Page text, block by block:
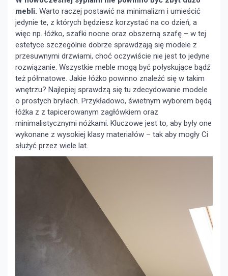
mebli. Warto raczej postawić na minimalizm i umieścić
jedynie te, z których będziesz korzystać na co dzień, a
więc np. łóżko, szafki nocne oraz obszerną szafę – w tej
estetyce szczególnie dobrze sprawdzają się modele z
przesuwnymi drzwiami, choć oczywiście nie jest to jedyne
rozwiązanie. Wszystkie meble mogą być połyskujące bądź
też półmatowe. Jakie łóżko powinno znaleźć się w takim
wnętrzu? Najlepiej sprawdzą się tu zdecydowanie modele
o prostych bryłach. Przykładowo, świetnym wyborem będą
łóżka z z tapicerowanym zagłówkiem oraz
minimalistycznymi nóżkami. Kluczowe jest to, aby były one
wykonane z wysokiej klasy materiałów – tak aby mogły Ci
służyć przez wiele lat.